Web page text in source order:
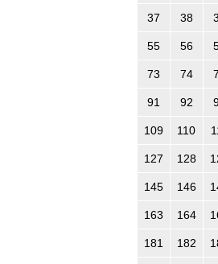
37 38
55 56
73 74
91 92
109 110
127 128
145 146
163 164
181 182